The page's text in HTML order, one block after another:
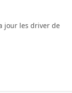
jour les driver de